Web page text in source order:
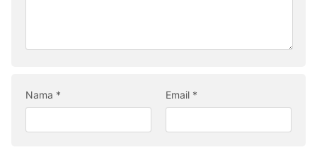
Nama * Email *